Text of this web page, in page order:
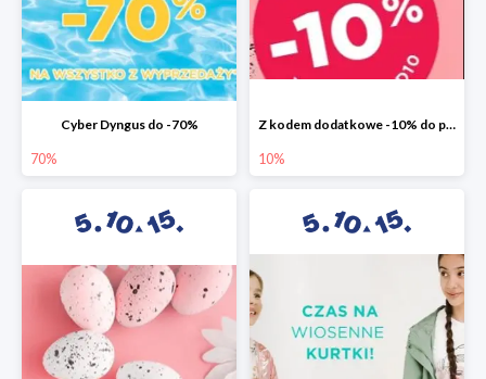
Cyber Dyngus do -70%
70%
Z kodem dodatkowe -10% do promocji -50%!
10%